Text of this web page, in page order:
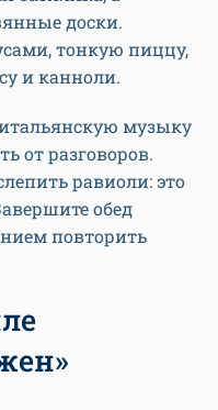
доски.
тонкую пиццу,
и канноли.
музыку
от разговоров.
равиоли: это
обед
повторить